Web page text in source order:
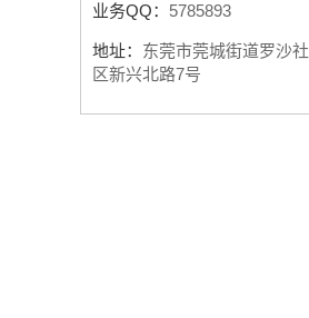
业务QQ： 5785893
地址： 东莞市莞城街道罗沙社
区新兴北路7号